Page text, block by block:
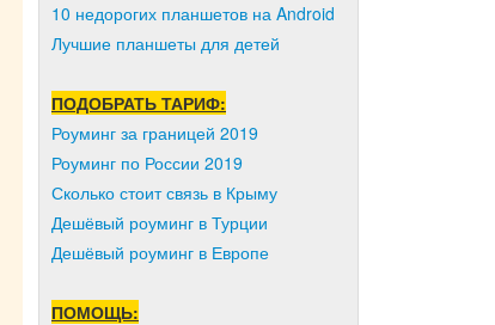
10 недорогих планшетов на Android
Лучшие планшеты для детей
ПОДОБРАТЬ ТАРИФ:
Роуминг за границей 2019
Роуминг по России 2019
Сколько стоит связь в Крыму
Дешёвый роуминг в Турции
Дешёвый роуминг в Европе
ПОМОЩЬ: